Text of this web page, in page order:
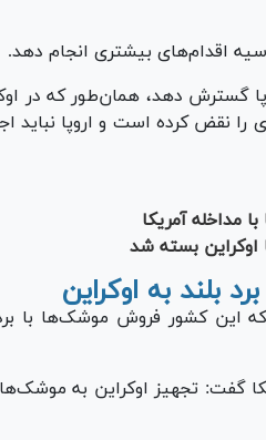
اقدام‌های بیشتری انجام دهد.
گسترش دهد، همان‌طور که در
نقض کرده است و اروپا نباید
مداخله آمریکا
اوکراین بسته شد
بلند به اوکراین
این کشور فروش موشک‌ها با برد
گفت: تجهیز اوکراین به